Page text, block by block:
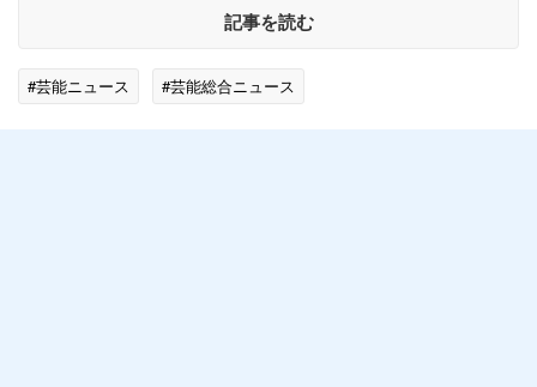
記事を読む
#芸能ニュース #芸能総合ニュース